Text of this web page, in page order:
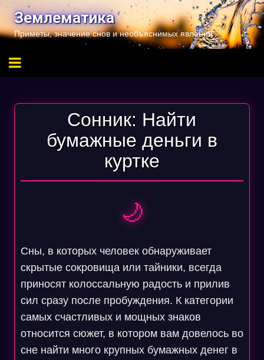
Перейти
содержимому
Землематика
Приметы, значение снов и необъяснимых явлений
Сонник: Найти
бумажные деньги в
куртке
🌙
Сны, в которых человек обнаруживает
скрытые сокровища или тайники, всегда
приносят колоссальную радость и прилив
сил сразу после пробуждения. К категории
самых счастливых и мощных знаков
относится сюжет, в котором вам довелось во
сне найти много крупных бумажных денег в